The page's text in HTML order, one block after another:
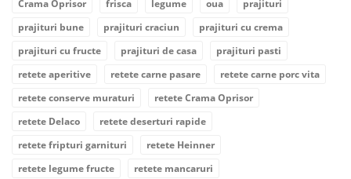
Crama Oprisor
frisca legume oua
prajituri
prajituri bune
prajituri craciun
prajituri cu crema
prajituri cu fructe
prajituri de casa
prajituri pasti
retete aperitive
retete carne pasare
retete carne porc vita
retete conserve muraturi
retete Crama Oprisor
retete Delaco
retete deserturi rapide
retete fripturi garnituri
retete Heinner
retete legume fructe
retete mancaruri